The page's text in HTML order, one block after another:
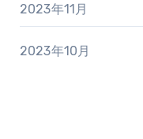
2023年11月
2023年10月